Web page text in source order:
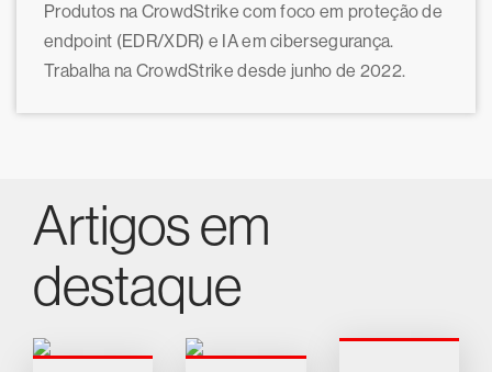
Produtos na CrowdStrike com foco em proteção de
endpoint (EDR/XDR) e IA em cibersegurança.
Trabalha na CrowdStrike desde junho de 2022.
Artigos em
destaque